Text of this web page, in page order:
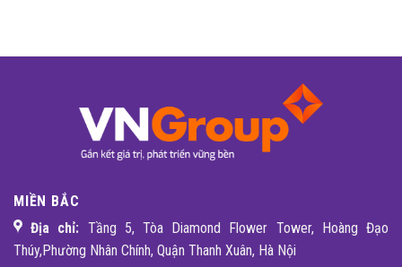
MIỀN BẮC
Địa chỉ: Tầng 5, Tòa Diamond Flower Tower, Hoàng Đạo
Thúy,Phường Nhân Chính, Quận Thanh Xuân, Hà Nội